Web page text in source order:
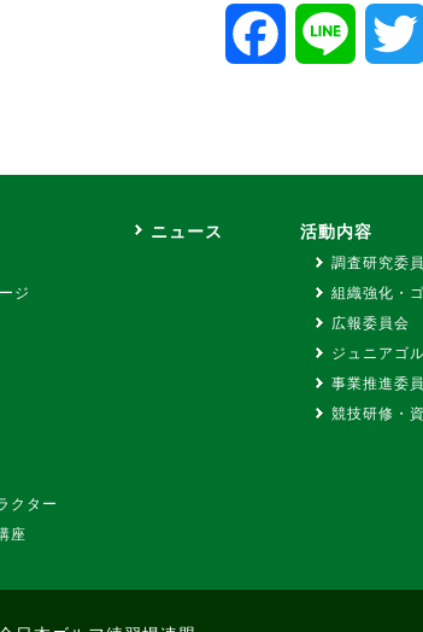
FacebookLine
ジ
クター
座
ニュース 活動内容
調査研究委
組織強化・
広報委員会
ジュニアゴ
事業推進委
競技研修・